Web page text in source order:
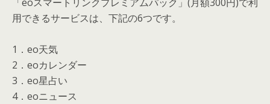
「eoスマートリンクプレミアムパック」(月額300円)で利
用できるサービスは、下記の6つです。
1．eo天気
2．eoカレンダー
3．eo星占い
4．eoニュース